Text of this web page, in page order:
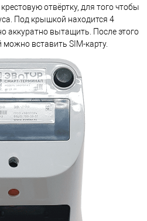
отвёртку, для того чтобы
Под крышкой находится 4
аккуратно вытащить. После этого
вставить SIM-карту.